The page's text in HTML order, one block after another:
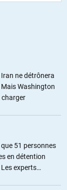
partout.
Irak, Syrie avec
quelques
afghanistan ou
ne détrônera
Mais Washington
charger
que 51 personnes
en détention
experts